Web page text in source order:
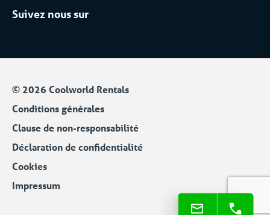
Suivez nous sur
© 2026 Coolworld Rentals
Conditions générales
Clause de non-responsabilité
Déclaration de confidentialité
Cookies
Impressum